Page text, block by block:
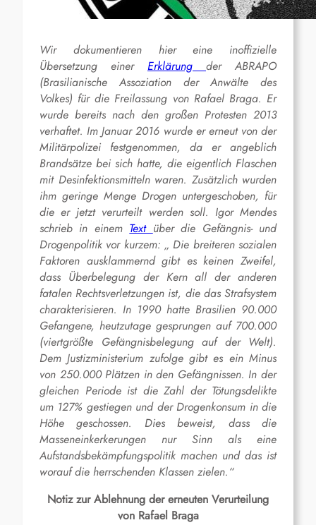
Wir dokumentieren hier eine inoffizielle
Übersetzung einer Erklärung der ABRAPO
(Brasilianische Assoziation der Anwälte des
Volkes) für die Freilassung von Rafael Braga. Er
wurde bereits nach den großen Protesten 2013
verhaftet. Im Januar 2016 wurde er erneut von der
Militärpolizei festgenommen, da er angeblich
Brandsätze bei sich hatte, die eigentlich Flaschen
mit Desinfektionsmitteln waren. Zusätzlich wurden
ihm geringe Menge Drogen untergeschoben, für
die er jetzt verurteilt werden soll. Igor Mendes
schrieb in einem Text über die Gefängnis- und
Drogenpolitik vor kurzem: „ Die breiteren sozialen
Faktoren ausklammernd gibt es keinen Zweifel,
dass Überbelegung der Kern all der anderen
fatalen Rechtsverletzungen ist, die das Strafsystem
charakterisieren. In 1990 hatte Brasilien 90.000
Gefangene, heutzutage gesprungen auf 700.000
(viertgrößte Gefängnisbelegung auf der Welt).
Dem Justizministerium zufolge gibt es ein Minus
von 250.000 Plätzen in den Gefängnissen. In der
gleichen Periode ist die Zahl der Tötungsdelikte
um 127% gestiegen und der Drogenkonsum in die
Höhe geschossen. Dies beweist, dass die
Masseneinkerkerungen nur Sinn als eine
Aufstandsbekämpfungspolitik machen und das ist
worauf die herrschenden Klassen zielen.“
Notiz zur Ablehnung der erneuten Verurteilung
von Rafael Braga